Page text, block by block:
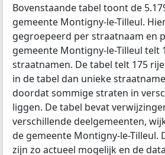
Bovenstaande tabel toont de
gemeente Montigny-le-Tilleul.
gegroepeerd per straatnaam en
gemeente Montigny-le-Tilleul telt
straatnamen. De tabel telt 175
in de tabel dan unieke
doordat sommige straten in
liggen. De tabel bevat
verschillende deelgemeenten,
de gemeente Montigny-le-Tilleul.
zijn zo actueel mogelijk en de